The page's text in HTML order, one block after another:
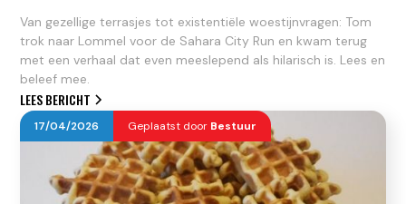
Van gezellige terrasjes tot existentiële woestijnvragen: Tom
trok naar Lommel voor de Sahara City Run en kwam terug
met een verhaal dat even meeslepend als hilarisch is. Lees en
beleef mee.
LEES BERICHT
17/04/2026 Geplaatst door Bestuur